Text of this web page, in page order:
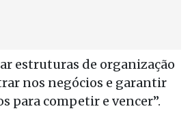
estruturas de organização
nos negócios e garantir
para competir e vencer”.